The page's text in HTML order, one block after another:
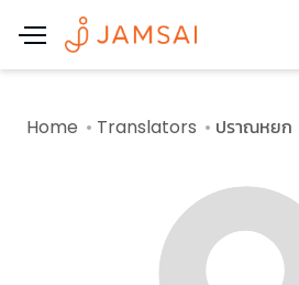
Home Translators ปราณหยก